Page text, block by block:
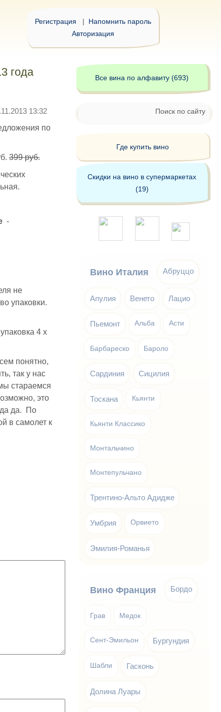
Регистрация | Напомнить пароль
Авторизация
года
13:32
по
399 руб.
-
не
упаковки.
4 х
понятно,
так у нас
стараемся
это
да. По
в самолет к
Все вина по алфавиту (693)
Поиск по сайту
Где купить вино
Скидки на вино в супермаркетах
(19)
Вино Италия Абруццо
Апулия Венето Лацио
Пьемонт Альба Асти
Барбареско Бароло
Сардиния Сицилия
Тоскана Кьянти
Кьянти Классико
Монтальчино
Монтепульчано
Трентино-Альто Адидже
Умбрия Орвието
Эмилия-Романья
Вино Франция Бордо
Грав Медок
Сент-Эмильон Бургундия
Шабли Гасконь
Долина Луары